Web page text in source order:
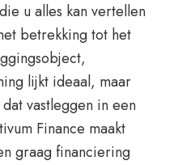
u alles kan vertellen
betrekking tot het
lijkt ideaal, maar
vastleggen in een
Finance maakt
graag financiering